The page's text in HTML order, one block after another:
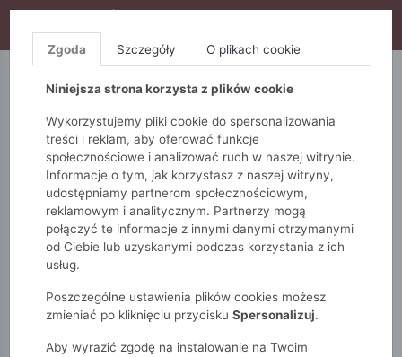
S10), DODATKOWE 15% ZA 3SZT (KOD: S15)
5.10.15. QUIOSQUE
Monnari Zobacz wszystko Swetry
Ażurowy
Ażurowy sweter damski
Zgoda Szczegóły O plikach cookie
Niniejsza strona korzysta z plików cookie
Wykorzystujemy pliki cookie do spersonalizowania
treści i reklam, aby oferować funkcje
społecznościowe i analizować ruch w naszej witrynie.
Informacje o tym, jak korzystasz z naszej witryny,
udostępniamy partnerom społecznościowym,
reklamowym i analitycznym. Partnerzy mogą
połączyć te informacje z innymi danymi otrzymanymi
od Ciebie lub uzyskanymi podczas korzystania z ich
usług.
Poszczególne ustawienia plików cookies możesz
zmieniać po kliknięciu przycisku Spersonalizuj.
Aby wyrazić zgodę na instalowanie na Twoim